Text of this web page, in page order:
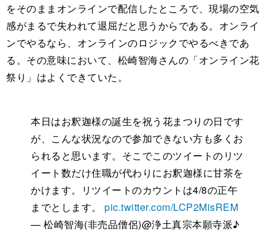
をそのままオンラインで配信したところで、現場の空気
感がまるで失われて退屈だと思うからである。オンライ
ンでやるなら、オンラインのロジックでやるべきであ
る。その意味において、松崎智海さんの「オンライン花
祭り」はよくできていた。
本日はお釈迦様の誕生を祝う花まつりの日です
が、こんな状況なので参加できない方も多くお
られると思います。そこでこのツイートのリツ
イート数だけ住職が代わりにお釈迦様に甘茶を
かけます。リツイートのカウントは4/8の正午
までとします。 pic.twitter.com/LCP2MisREM
— 松崎智海(非売品僧侶)@浄土真宗本願寺派♪